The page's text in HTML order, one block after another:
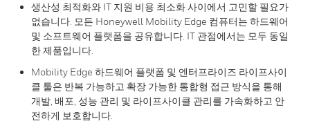
생산성 최적화와 IT 지원 비용 최소화 사이에서 고민할 필요가
없습니다. 모든 Honeywell Mobility Edge 컴퓨터는 하드웨어
및 소프트웨어 플랫폼을 공유합니다. IT 관점에서는 모두 동일
한 제품입니다.
Mobility Edge 하드웨어 플랫폼 및 엔터프라이즈 라이프사이
클 툴은 반복 가능하고 확장 가능한 통합형 접근 방식을 통해
개발, 배포, 성능 관리 및 라이프사이클 관리를 가속화하고 안
전하게 보호합니다.